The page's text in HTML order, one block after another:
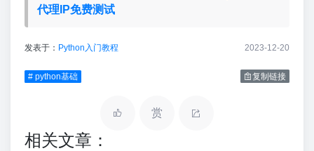
代理IP免费测试
发表于： Python入门教程 2023-12-20
# python基础 复制链接
赏
相关文章：